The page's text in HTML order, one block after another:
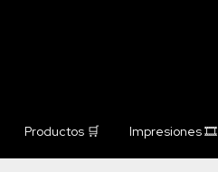
Productos 🛒 Impresiones 🎞️